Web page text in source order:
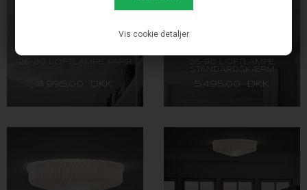
Vis cookie detaljer
26-80 LOFTLAMPE, PAPIR
4.995,00 DKK
26-90 LOFTLAMPE,
STANDARDSKÆRM
5.495,00 DKK